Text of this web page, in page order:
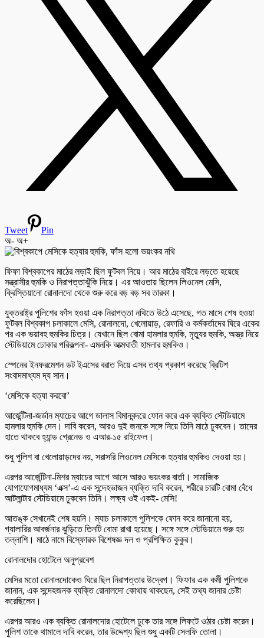
Tweet
Pin
অ- অ+
ফিফা বিশ্বকাপের মাঠের লড়াই ছিল ফুটবল নিয়ে। আর মাঠের বাইরে লড়তে হয়েছে
সন্ত্রাসীর হুমকি ও নিরাপত্তাঝুঁকি নিয়ে। এর আওতায় ছিলেন লিওনেল মেসি,
ক্রিস্তিয়ানো রোনালদো থেকে শুরু করে বড় বড় সব তারকা।
যুক্তরাষ্ট্র পুলিশের ফাঁস হওয়া এক নিরাপত্তা নথিতে উঠে এসেছে, গত মাসে শেষ হওয়া
ফুটবল বিশ্বকাপ চলাকালে মেসি, রোনালদো, খেলোয়াড়, রেফারি ও কর্মকর্তাদের ঘিরে একের
পর এক ভয়াবহ হুমকির চিত্র। যেখানে ছিল বোমা হামলার হুমকি, মৃত্যুর হুমকি, অস্ত্র নিয়ে
স্টেডিয়ামে ঢোকার পরিকল্পনা- এমনকি আত্মঘাতী হামলার হুমকিও।
স্পেনের ইনফরমেশন ডট ইএসের বরাত দিয়ে এসব তথ্য প্রকাশ করেছে ব্রিটিশ
সংবাদমাধ্যম দ্য সান।
‘মেসিকে হত্যা করবো’
আর্জেন্টিনা-জর্ডান ম্যাচের আগে ডালাস বিমানবন্দরে ফোন করে এক ব্যক্তি স্টেডিয়ামে
হামলার হুমকি দেন। দাবি করেন, আরও দুই জনকে সঙ্গে নিয়ে তিনি মাঠে ঢুকবেন। তাদের
হাতে থাকবে হ্যান্ড গ্রেনেড ও এআর-১৫ রাইফেল।
শুধু পুলিশ বা খেলোয়াড়দের নয়, সরাসরি লিওনেল মেসিকে হত্যার হুমকিও দেওয়া হয়।
এরপর আর্জেন্টিনা-মিশর ম্যাচের আগে আসে আরও ভয়ংকর বার্তা। সামাজিক
যোগাযোগমাধ্যম ‘এক্স’-এ এক সন্দেহভাজন ব্যক্তি দাবি করেন, শরীরে চারটি বোমা বেঁধে
আটলান্টার স্টেডিয়ামে ঢুকবেন তিনি। লক্ষ্য ওই একই- মেসি!
আতঙ্ক সেখানেই শেষ হয়নি। ম্যাচ চলাকালে পুলিশকে ফোন করে জানানো হয়,
গ্যালারির আবর্জনার ঝুড়িতে তিনটি বোমা রাখা হয়েছে। সঙ্গে সঙ্গে স্টেডিয়ামে শুরু হয়
তল্লাশি। মাঠে নামে বিস্ফোরক বিশেষজ্ঞ দল ও প্রশিক্ষিত কুকুর।
রোনালদোর হোটেলে অনুপ্রবেশ
মেসির মতো রোনালদোকেও ঘিরে ছিল নিরাপত্তার উদ্বেগ। ফিফার এক কর্মী পুলিশকে
জানান, এক সন্দেহজনক ব্যক্তি রোনালদো কোথায় থাকছেন, সেই তথ্য জানার চেষ্টা
করেছিলেন।
এরপর আরও এক ব্যক্তি রোনালদোর হোটেলে ঢুকে তার সঙ্গে লিফটে ওঠার চেষ্টা করেন।
পুলিশ তাকে থামালে দাবি করেন, তার উদ্দেশ্য ছিল শুধু একটি সেলফি তোলা।